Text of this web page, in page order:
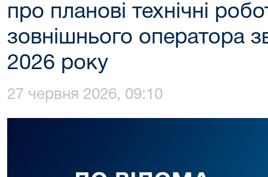
про планові технічні
зовнішнього оператора
2026 року
27 червня 2026, 09:10